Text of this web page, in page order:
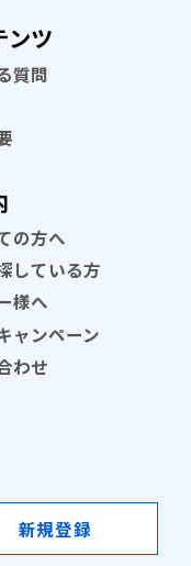
ンツ
質問
の方へ
している方
様へ
ャンペーン
わせ
新規登録